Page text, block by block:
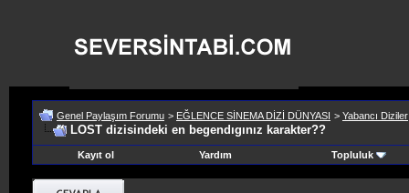
Genel Paylaşım Forumu > EĞLENCE SİNEMA DİZİ DÜNYASI > Yabancı Diziler
LOST dizisindeki en begendıgınız karakter??
Kayıt ol Yardım Topluluk